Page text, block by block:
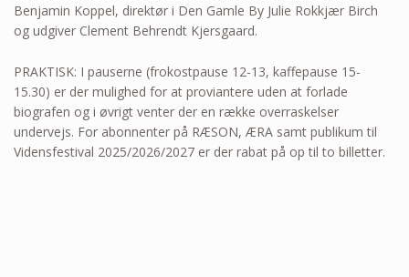
Benjamin Koppel, direktør i Den Gamle By Julie Rokkjær Birch
og udgiver Clement Behrendt Kjersgaard.
PRAKTISK: I pauserne (frokostpause 12-13, kaffepause 15-
15.30) er der mulighed for at proviantere uden at forlade
biografen og i øvrigt venter der en række overraskelser
undervejs. For abonnenter på RÆSON, ÆRA samt publikum til
Vidensfestival 2025/2026/2027 er der rabat på op til to billetter.